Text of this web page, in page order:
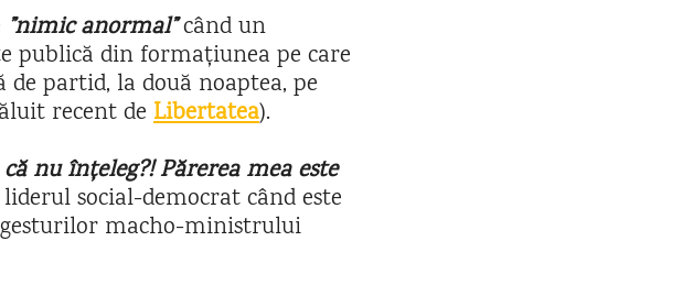
”nimic anormal”când un
din formațiunea pe care
de partid, la două noaptea, pe
recent de Libertatea).
nu înţeleg?! Părerea mea este
social-democrat când este
macho-ministrului